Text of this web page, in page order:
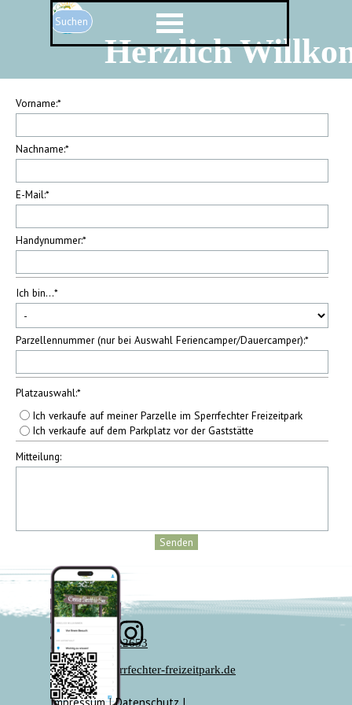
Direkt zum Seiteninhalt Menü überspringen
Herzlich
Suchen
Vorname:*
Nachname:*
E-Mail:*
Handynummer:*
Ich bin...*
Parzellennummer (nur bei Auswahl Feriencamper/Dauercamper):*
Platzauswahl:*
Ich verkaufe auf meiner Parzelle im Sperrfechter Freizeitpark
Ich verkaufe auf dem Parkplatz vor der Gaststätte
Mitteilung:
07136 - 22653
info@sperrfechter-freizeitpark.de